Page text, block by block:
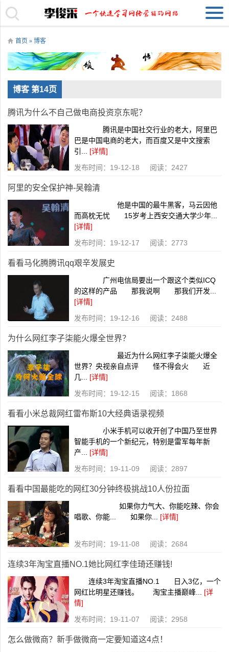
首页 » 博客
博客 第14页
腾讯为什么不自己做电商投资京东呢？
腾讯是中国社交行业的老大，阿里巴
巴是中国电商的老大，而百度又是中文搜索
引... [详情]
发布时间：19-12-18 阅读：2427
阿里的安全保护神-吴翰清
他是中国的最牛黑客，马云因他
而高枕无忧 15岁考上西安交通大学少年...
[详情]
发布时间：19-12-17 阅读：2773
看看马化腾腾讯qq艰辛发展史
广州电信局要出一个跟这个类似ICQ
的这样的产品 那我说啊 那我们开发...
[详情]
发布时间：19-12-16 阅读：2488
为什么网红李子柒能火爆全世界？
最近为什么网红李子柒能火爆全
世界？央视亲自点评 怪不得会火 近
几... [详情]
发布时间：19-12-15 阅读：1868
看看小米总裁网红雷布斯10大经典语录视频
小米手机可以收开创了中国乃至世界
智能手机的一个新纪元，特别是雷军每年新
产... [详情]
发布时间：19-11-09 阅读：2897
看看中国最能吃的网红30分钟终极挑战10人份拉面
如果你力气大、你能吃辣、你会
唱歌、你能... 如果你... [详情]
发布时间：19-11-08 阅读：2684
连续3年淘宝直播NO.1她比网红李佳琦还赚钱!
连续3年淘宝直播NO.1 日入3亿，一个
网红比明星还赚钱。 淘宝主播巅峰... [详
情]
发布时间：19-11-07 阅读：2958
怎么做微商？新手做微商一定要知道这4点！